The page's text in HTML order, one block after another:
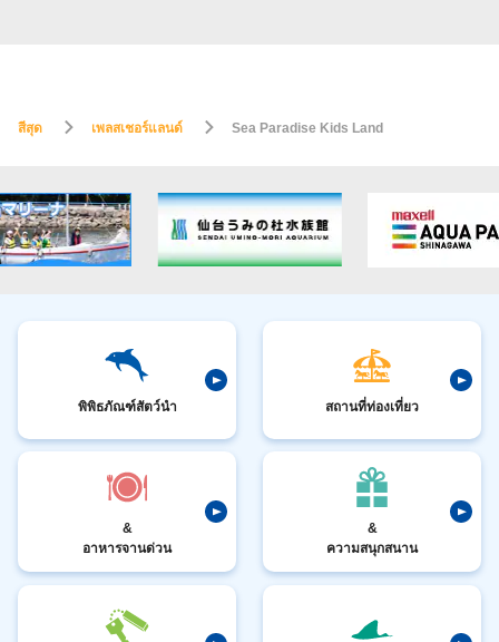
สีสุด เพลสเชอร์แลนด์ Sea Paradise Kids Land
พิพิธภัณฑ์สัตว์นำ สถานที่ท่องเที่ยว
&
อาหารจานด่วน
&
ความสนุกสนาน